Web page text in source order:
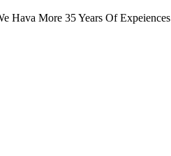
Hava More 35 Years Of Expeiences